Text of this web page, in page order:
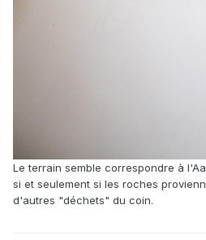
Le terrain semble correspondre à
si et seulement si les roches
d'autres "déchets" du coin.